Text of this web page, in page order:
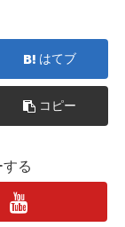
はてブ
コピー
る